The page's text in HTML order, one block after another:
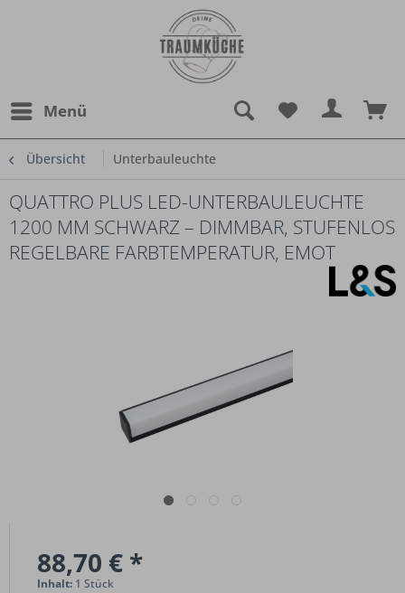
Menü
Übersicht Unterbauleuchte
QUATTRO PLUS LED-UNTERBAULEUCHTE
1200 MM SCHWARZ – DIMMBAR, STUFENLOS
REGELBARE FARBTEMPERATUR, EMOT
88,70 € *
Inhalt: 1 Stück